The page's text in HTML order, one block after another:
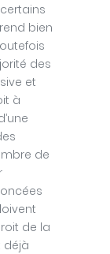
bien
des
et
à
de
de la
déjà